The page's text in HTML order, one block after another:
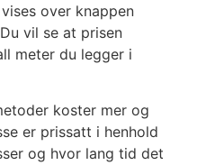
over knappen
vil se at prisen
meter du legger i
koster mer og
er prissatt i henhold
og hvor lang tid det